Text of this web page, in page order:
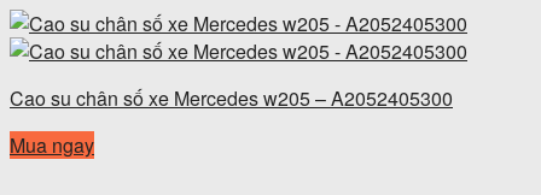
Cao su chân số xe Mercedes w205 – A2052405300
Mua ngay